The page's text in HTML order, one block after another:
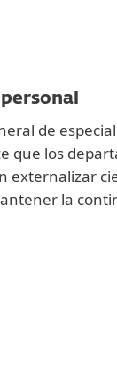
de
que los
externalizar
la